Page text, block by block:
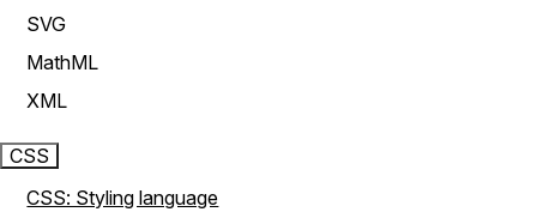
SVG
MathML
XML
CSS
CSS: Styling language